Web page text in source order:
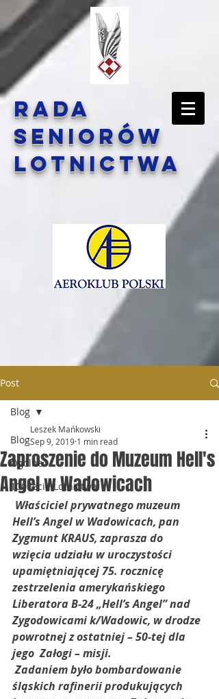
Rada
Seniorów
Lotnictwa
Post
Blog
Ogólne
100 lecie Lotnictwa
Blog
Zaproszenie do Muzeum Hell's
Angel w Wadowicach
Leszek Mańkowski
Sep 9, 2019 1 min read
Właściciel prywatnego muzeum
Hell’s Angel w Wadowicach, pan
Zygmunt KRAUS, zaprasza do
wzięcia udziału w uroczystości
upamiętniającej 75. rocznicę
zestrzelenia amerykańskiego
Liberatora B-24 „Hell’s Angel” nad
Zygodowicami k/Wadowic, w drodze
powrotnej z ostatniej – 50-tej dla
jego  Załogi – misji.
Zadaniem było bombardowanie
śląskich rafinerii produkujących